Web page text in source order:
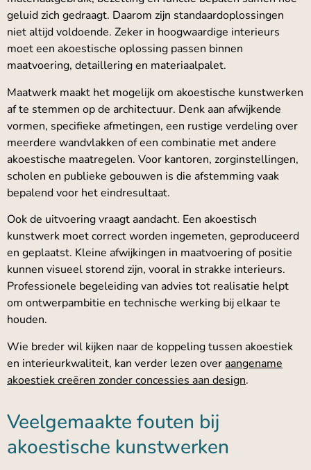
geluid zich gedraagt. Daarom zijn standaardoplossingen
niet altijd voldoende. Zeker in hoogwaardige interieurs
moet een akoestische oplossing passen binnen
maatvoering, detaillering en materiaalpalet.
Maatwerk maakt het mogelijk om akoestische kunstwerken
af te stemmen op de architectuur. Denk aan afwijkende
vormen, specifieke afmetingen, een rustige verdeling over
meerdere wandvlakken of een combinatie met andere
akoestische maatregelen. Voor kantoren, zorginstellingen,
scholen en publieke gebouwen is die afstemming vaak
bepalend voor het eindresultaat.
Ook de uitvoering vraagt aandacht. Een akoestisch
kunstwerk moet correct worden ingemeten, geproduceerd
en geplaatst. Kleine afwijkingen in maatvoering of positie
kunnen visueel storend zijn, vooral in strakke interieurs.
Professionele begeleiding van advies tot realisatie helpt
om ontwerpambitie en technische werking bij elkaar te
houden.
Wie breder wil kijken naar de koppeling tussen akoestiek
en interieurkwaliteit, kan verder lezen over aangename
akoestiek creëren zonder concessies aan design.
Veelgemaakte fouten bij
akoestische kunstwerken